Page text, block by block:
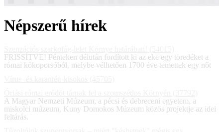
Népszerű hírek
FRISSÍTVE! Pénteken délután fordított ki az eke egy töredéket a
római kőkoporsóból, melybe vélhetően 1700 éve temettek egy nőt
A Magyar Nemzeti Múzeum, a pécsi és debreceni egyetem, a
miskolci múzeum, Kuny Domokos Múzeum közös projektje az idei
feltárás.